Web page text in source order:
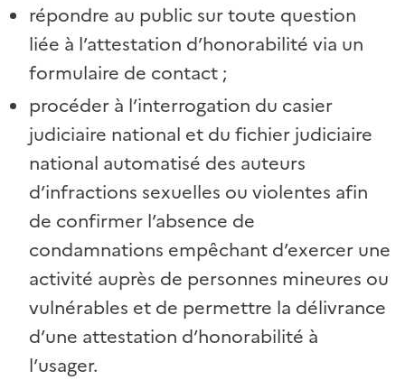
répondre au public sur toute question
liée à l’attestation d’honorabilité via un
formulaire de contact ;
procéder à l’interrogation du casier
judiciaire national et du fichier judiciaire
national automatisé des auteurs
d’infractions sexuelles ou violentes afin
de confirmer l’absence de
condamnations empêchant d’exercer une
activité auprès de personnes mineures ou
vulnérables et de permettre la délivrance
d’une attestation d’honorabilité à
l’usager.